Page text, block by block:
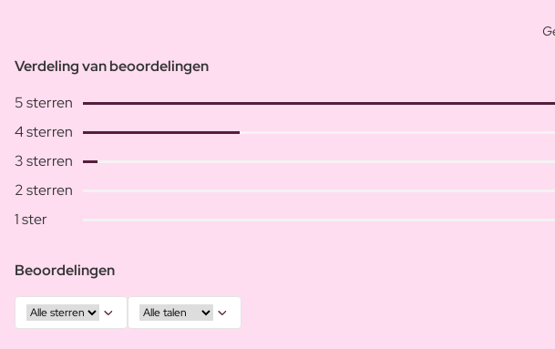
Verdeling van beoordelingen
5 sterren
4 sterren
3 sterren
2 sterren
1 ster
Beoordelingen